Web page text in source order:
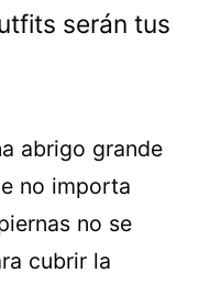
serán tus
abrigo grande
no importa
no se
cubrir la